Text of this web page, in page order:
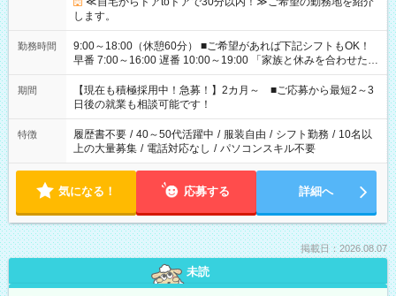
します。
勤務時間
9:00～18:00（休憩60分） ■ご希望があれば下記シフトもOK！
早番 7:00～16:00 遅番 10:00～19:00 「家族と休みを合わせた
い」 「余裕を持って夕飯の準備がしたい」 「できれば残業はし
たくない」 など、ご希望を教えてくださいね。 ※Wワーク希望
の方へ 今ご覧のお仕事で希望する勤務時間と、もう1つのお仕事
の勤務時間。 合計で週40時間を超える場合は応募できません。
期間
【現在も積極採用中！急募！】2カ月～ ■ご応募から最短2～3
日後の就業も相談可能です！
特徴 履歴書不要 / 40～50代活躍中 / 服装自由 / シフト勤務 / 10名以
上の大量募集 / 電話対応なし / パソコンスキル不要
気になる！ 応募する 詳細へ
掲載日：2026.08.07
未読